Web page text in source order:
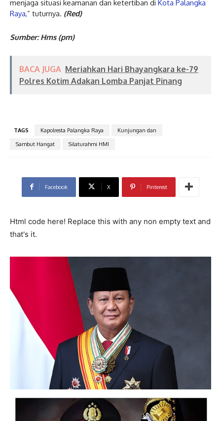
menjaga situasi keamanan dan ketertiban di Kota Palangka
Raya,” tuturnya. (Red)
Sumber: Hms (pm)
BACA JUGA Meriahkan Hari Bhayangkara ke-79
Polres Kotim Adakan Lomba Panjat Pinang
TAGS Kapolresta Palangka Raya
Kunjungan dan
Sambut Hangat
Silaturahmi HMI
Facebook X Pinterest
Html code here! Replace this with any non empty text and
that's it.